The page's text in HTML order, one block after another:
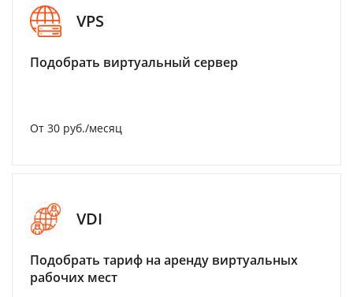
VPS
Подобрать виртуальный сервер
От 30 руб./месяц
VDI
Подобрать тариф на аренду виртуальных
рабочих мест